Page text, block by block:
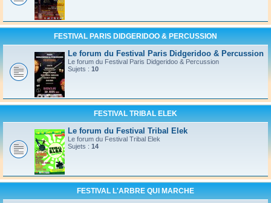
FESTIVAL PARIS DIDGERIDOO & PERCUSSION
Le forum du Festival Paris Didgeridoo & Percussion
Le forum du Festival Paris Didgeridoo & Percussion
Sujets : 10
FESTIVAL TRIBAL ELEK
Le forum du Festival Tribal Elek
Le forum du Festival Tribal Elek
Sujets : 14
FESTIVAL L'ARBRE QUI MARCHE